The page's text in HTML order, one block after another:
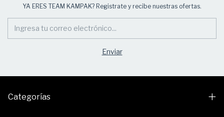
YA ERES TEAM KAMPAK? Registrate y recibe nuestras ofertas.
Categorías